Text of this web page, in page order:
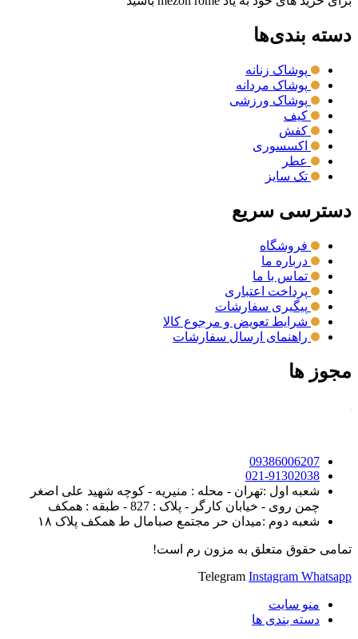
دسته بندی‌ها
پوشاک زنانه
پوشاک مردانه
پوشاک ورزشی
کیف
کفش
اکسسوری
عطر
تک سایز
دسترسی سریع
فروشگاه
درباره ما
تماس با ما
پرداخت اعتباری
پیگیری سفارشات
شرایط تعویض و مرجوع کالا
راهنمای ارسال سفارشات
مجوز ها
09386006207
021-91302038
شعبه اول :تهران - محله : منیریه - کوچه شهید علی اصغر
چمن روی - خیابان کارگر - پلاک : 827 - طبقه : همکف
شعبه دوم :میدان حر مجتمع صبامال ط همکف پلاک ۱۸
تمامی حقوق متعلق به مزون رم است!
Telegram Instagram Whatsapp
منو سایت
دسته بندی ها